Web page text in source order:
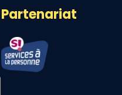
Partenariat